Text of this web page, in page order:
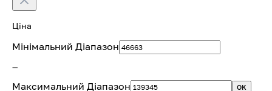
Ціна
Мінімальний Діапазон
—
Максимальний Діапазон OK